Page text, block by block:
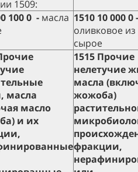
1509:
100 0 - масла 1510 10 000 0
оливковое
сырое
масла
масло
и их
1515 Прочие
нелетучие
масла
жожоба)
фракции,